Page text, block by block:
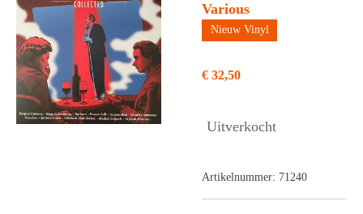
Various
Nieuw Vinyl
€ 32,50
Uitverkocht
Artikelnummer: 71240